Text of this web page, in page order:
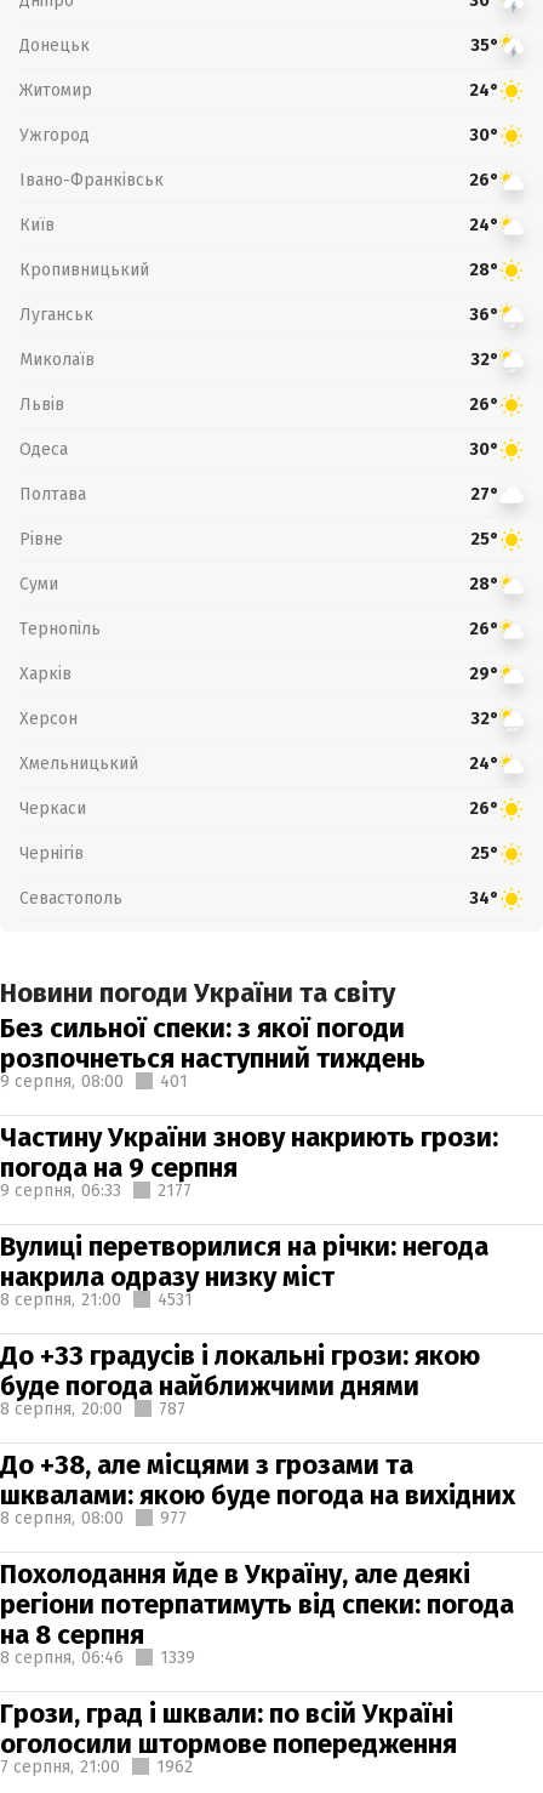
Донецьк 35°
Житомир 24°
Ужгород 30°
Івано-Франківськ 26°
Київ 24°
Кропивницький 28°
Луганськ 36°
Миколаїв 32°
Львів 26°
Одеса 30°
Полтава 27°
Рівне 25°
Суми 28°
Тернопіль 26°
Харків 29°
Херсон 32°
Хмельницький 24°
Черкаси 26°
Чернігів 25°
Севастополь 34°
Новини погоди України та світу
Без сильної спеки: з якої погоди
розпочнеться наступний тиждень
9 серпня, 08:00 401
Частину України знову накриють грози:
погода на 9 серпня
9 серпня, 06:33 2177
Вулиці перетворилися на річки: негода
накрила одразу низку міст
8 серпня, 21:00 4531
До +33 градусів і локальні грози: якою
буде погода найближчими днями
8 серпня, 20:00 787
До +38, але місцями з грозами та
шквалами: якою буде погода на вихідних
8 серпня, 08:00 977
Похолодання йде в Україну, але деякі
регіони потерпатимуть від спеки: погода
на 8 серпня
8 серпня, 06:46 1339
Грози, град і шквали: по всій Україні
оголосили штормове попередження
7 серпня, 21:00 1962